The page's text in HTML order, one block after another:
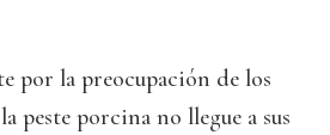
por la preocupación de los
peste porcina no llegue a sus